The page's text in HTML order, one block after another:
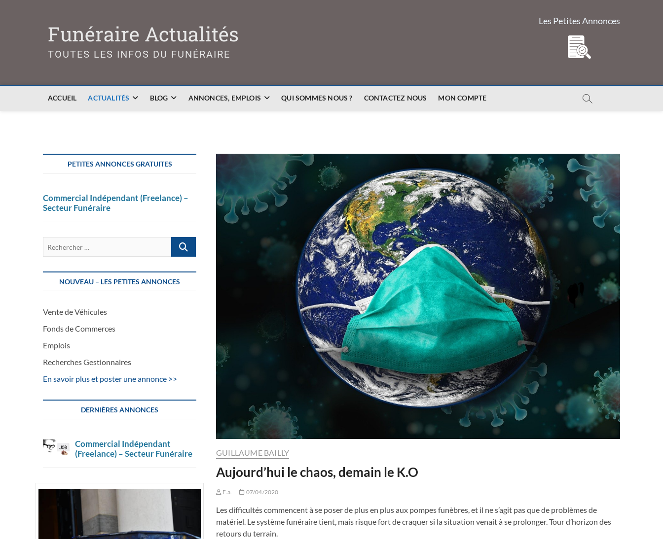
Funéraire Actualités
TOUTES LES INFOS DU FUNÉRAIRE
Les Petites Annonces
ACCUEIL ACTUALITÉS BLOG ANNONCES, EMPLOIS QUI SOMMES NOUS ? CONTACTEZ NOUS MON COMPTE
GUILLAUME BAILLY
Aujourd’hui le chaos, demain le K.O
F.a. 07/04/2020
Les difficultés commencent à se poser de plus en plus aux pompes funèbres, et il ne s’agit pas que de problèmes de
matériel. Le système funéraire tient, mais risque fort de craquer si la situation venait à se prolonger. Tour d’horizon des
retours du terrain.
PETITES ANNONCES GRATUITES
Commercial Indépendant (Freelance) –
Secteur Funéraire
Rechercher
NOUVEAU – LES PETITES ANNONCES
Vente de Véhicules
Fonds de Commerces
Emplois
Recherches Gestionnaires
En savoir plus et poster une annonce >>
DERNIÈRES ANNONCES
Commercial Indépendant
(Freelance) – Secteur Funéraire